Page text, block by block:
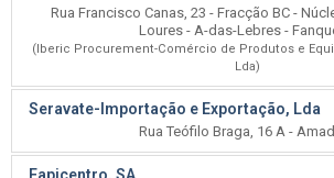
Rua Francisco Canas, 23 - Fracção BC -
Loures - A-das-Lebres -
(Iberic Procurement-Comércio de Produtos e
Lda)
Seravate-Importação e Exportação, Lda
Rua Teófilo Braga, 16 A -